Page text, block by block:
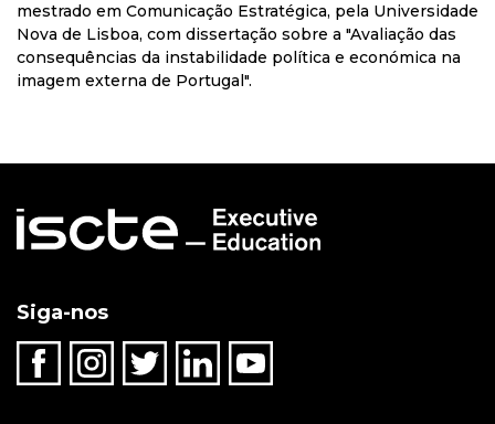
mestrado em Comunicação Estratégica, pela Universidade
Nova de Lisboa, com dissertação sobre a "Avaliação das
consequências da instabilidade política e económica na
imagem externa de Portugal".
Siga-nos